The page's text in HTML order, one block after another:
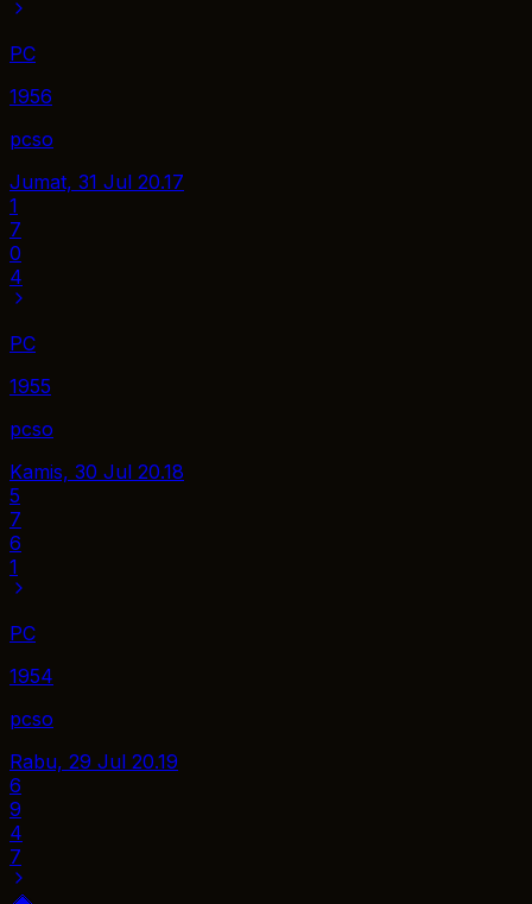
PC
1956
pcso
Jumat, 31 Jul 20.17
1
7
0
4
PC
1955
pcso
Kamis, 30 Jul 20.18
5
7
6
1
PC
1954
pcso
Rabu, 29 Jul 20.19
6
9
4
7